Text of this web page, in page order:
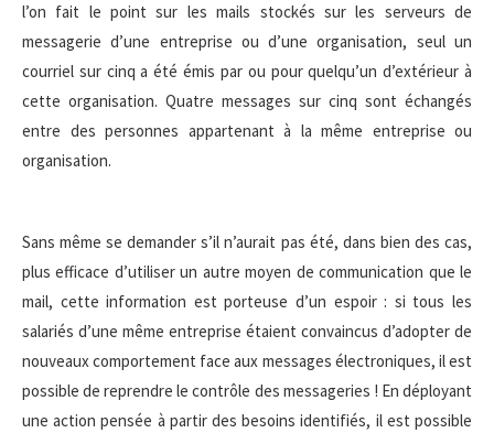
l’on fait le point sur les mails stockés sur les serveurs de
messagerie d’une entreprise ou d’une organisation, seul un
courriel sur cinq a été émis par ou pour quelqu’un d’extérieur à
cette organisation. Quatre messages sur cinq sont échangés
entre des personnes appartenant à la même entreprise ou
organisation.
Sans même se demander s’il n’aurait pas été, dans bien des cas,
plus efficace d’utiliser un autre moyen de communication que le
mail, cette information est porteuse d’un espoir : si tous les
salariés d’une même entreprise étaient convaincus d’adopter de
nouveaux comportement face aux messages électroniques, il est
possible de reprendre le contrôle des messageries ! En déployant
une action pensée à partir des besoins identifiés, il est possible